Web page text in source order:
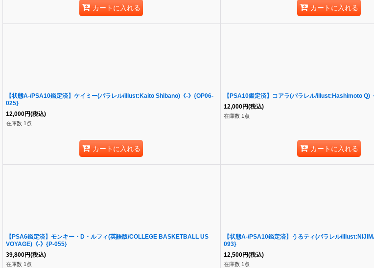
カートに入れる カートに入れる
【状態A-/PSA10鑑定済】ケイミー(パラレル/illust:Kaito Shibano)《-》{OP06-
025}
12,000円(税込)
在庫数 1点
カートに入れる
【PSA10鑑定済】コアラ(パラレル/illust:Hashimoto Q)
12,000円(税込)
在庫数 1点
カートに入れる
【PSA6鑑定済】モンキー・D・ルフィ(英語版/COLLEGE BASKETBALL US
VOYAGE)《-》{P-055}
39,800円(税込)
在庫数 1点
【状態A-/PSA10鑑定済】うるティ(パラレル/
093}
12,500円(税込)
在庫数 1点